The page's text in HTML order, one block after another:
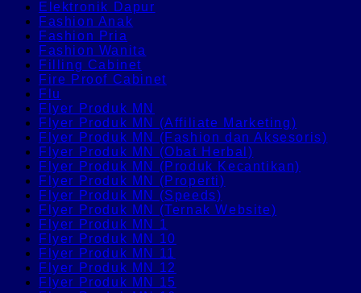
Elektronik Dapur
Fashion Anak
Fashion Pria
Fashion Wanita
Filling Cabinet
Fire Proof Cabinet
Flu
Flyer Produk MN
Flyer Produk MN (Affiliate Marketing)
Flyer Produk MN (Fashion dan Aksesoris)
Flyer Produk MN (Obat Herbal)
Flyer Produk MN (Produk Kecantikan)
Flyer Produk MN (Properti)
Flyer Produk MN (Speeds)
Flyer Produk MN (Ternak Website)
Flyer Produk MN 1
Flyer Produk MN 10
Flyer Produk MN 11
Flyer Produk MN 12
Flyer Produk MN 15